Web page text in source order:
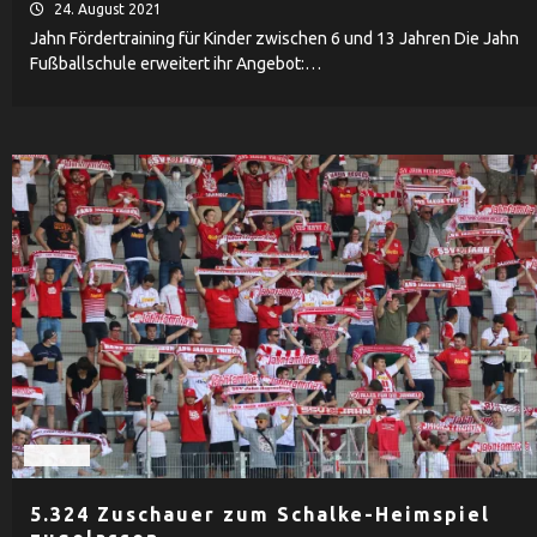
24. August 2021
Jahn Fördertraining für Kinder zwischen 6 und 13 Jahren Die Jahn
Fußballschule erweitert ihr Angebot:…
5.324 Zuschauer zum Schalke-Heimspiel